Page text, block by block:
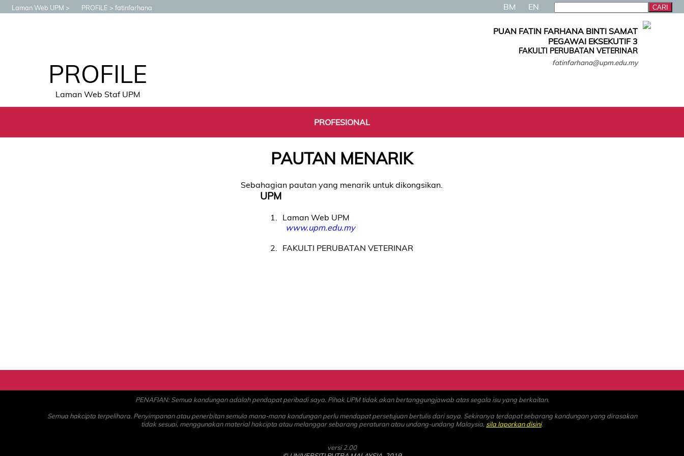
Laman Web UPM PROFILE fatinfarhana BM EN
PROFILE
Laman Web Staf UPM
PUAN FATIN FARHANA BINTI SAMAT
PEGAWAI EKSEKUTIF 3
FAKULTI PERUBATAN VETERINAR
fatinfarhana@upm.edu.my
PROFESIONAL
PAUTAN MENARIK
Sebahagian pautan yang menarik untuk dikongsikan.
UPM
1
Laman Web UPM
www.upm.edu.my
2
FAKULTI PERUBATAN VETERINAR
PENAFIAN: Semua kandungan adalah pendapat peribadi saya. Pihak UPM tidak akan bertanggungjawab atas segala isu yang berkaitan.
Semua hakcipta terpelihara. Penyimpanan atau penerbitan semula mana-mana kandungan perlu mendapat persetujuan bertulis dari saya. Sekiranya terdapat sebarang kandungan yang dirasakan
tidak sesuai, menggunakan material hakcipta atau melanggar sebarang peraturan atau undang-undang Malaysia, sila laporkan disini.
versi 2.00